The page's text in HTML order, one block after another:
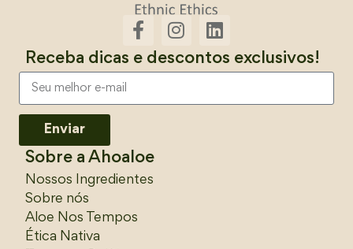
Sobre a Ahoaloe
Nossos Ingredientes
Sobre nós
Aloe Nos Tempos
Ética Nativa
Receba dicas e descontos exclusivos!
Enviar